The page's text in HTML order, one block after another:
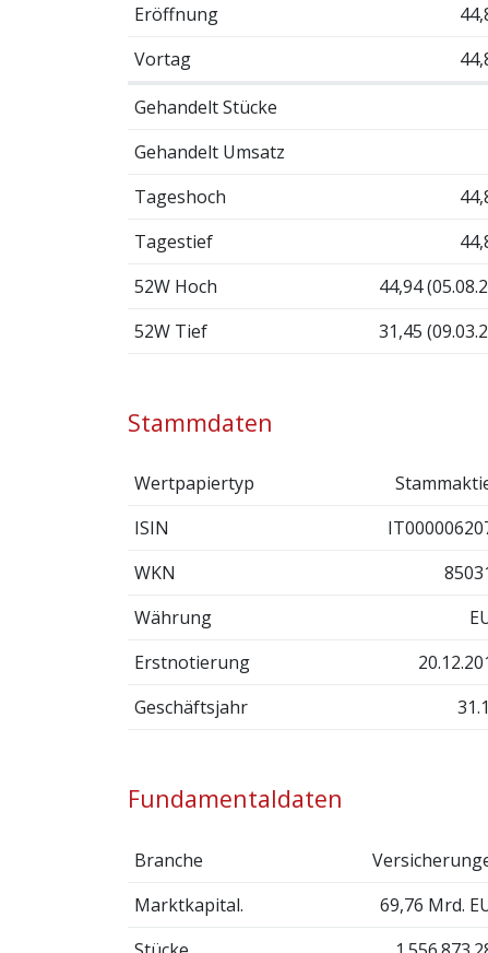
Eröffnung
Vortag
Gehandelt Stücke
Gehandelt Umsatz
Tageshoch
Tagestief
52W Hoch
44,94
52W Tief
31,45
Stammdaten
Wertpapiertyp
ISIN
WKN
Währung
Erstnotierung
Geschäftsjahr
Fundamentaldaten
Branche
Marktkapital.
69,76 Mrd.